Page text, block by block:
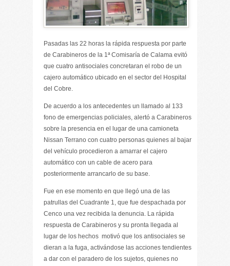
Pasadas las 22 horas la rápida respuesta por parte
de Carabineros de la 1ª Comisaría de Calama evitó
que cuatro antisociales concretaran el robo de un
cajero automático ubicado en el sector del Hospital
del Cobre.
De acuerdo a los antecedentes un llamado al 133
fono de emergencias policiales, alertó a Carabineros
sobre la presencia en el lugar de una camioneta
Nissan Terrano con cuatro personas quienes al bajar
del vehículo procedieron a amarrar el cajero
automático con un cable de acero para
posteriormente arrancarlo de su base.
Fue en ese momento en que llegó una de las
patrullas del Cuadrante 1, que fue despachada por
Cenco una vez recibida la denuncia. La rápida
respuesta de Carabineros y su pronta llegada al
lugar de los hechos motivó que los antisociales se
dieran a la fuga, activándose las acciones tendientes
a dar con el paradero de los sujetos, quienes no